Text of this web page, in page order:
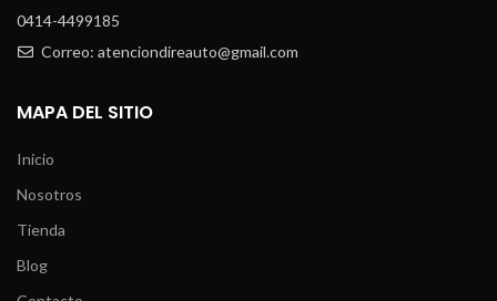
0414-4499185
Correo: atenciondireauto@gmail.com
MAPA DEL SITIO
Inicio
Nosotros
Tienda
Blog